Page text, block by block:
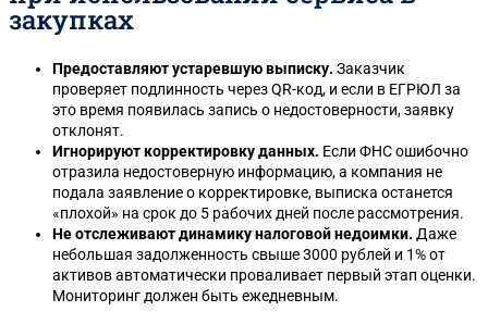
закупках
Предоставляют устаревшую выписку. Заказчик
проверяет подлинность через QR-код, и если в ЕГРЮЛ за
это время появилась запись о недостоверности, заявку
отклонят.
Игнорируют корректировку данных. Если ФНС ошибочно
отразила недостоверную информацию, а компания не
подала заявление о корректировке, выписка останется
«плохой» на срок до 5 рабочих дней после рассмотрения.
Не отслеживают динамику налоговой недоимки. Даже
небольшая задолженность свыше 3000 рублей и 1% от
активов автоматически проваливает первый этап оценки.
Мониторинг должен быть ежедневным.